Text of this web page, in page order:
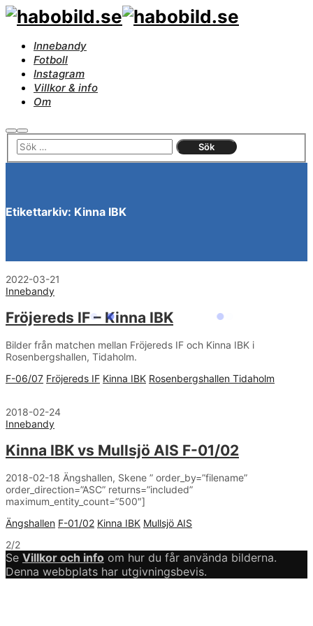
Innebandy
Fotboll
Instagram
Villkor & info
Om
SökHuvudmeny
Etikettarkiv: Kinna IBK
2022-03-21
Innebandy
Fröjereds IF – Kinna IBK
Bilder från matchen mellan Fröjereds IF och Kinna IBK i
Rosenbergshallen, Tidaholm.
F-06/07 Fröjereds IF Kinna IBK Rosenbergshallen Tidaholm
2018-02-24
Innebandy
Kinna IBK vs Mullsjö AIS F-01/02
2018-02-18 Ängshallen, Skene ” order_by=”filename”
order_direction=”ASC” returns=”included”
maximum_entity_count=”500″]
Ängshallen F-01/02 Kinna IBK Mullsjö AIS
2/2
Se Villkor och info om hur du får använda bilderna.
Denna webbplats har utgivningsbevis.